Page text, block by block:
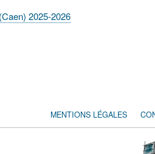
2025-2026
MENTIONS LÉGALES